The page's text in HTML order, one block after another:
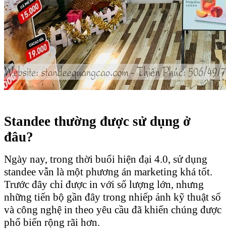
Standee thường được sử dụng ở
đâu?
Ngày nay, trong thời buổi hiện đại 4.0, sử dụng
standee vẫn là một phương án marketing khá tốt.
Trước đây chỉ được in với số lượng lớn, nhưng
những tiến bộ gần đây trong nhiếp ảnh kỹ thuật số
và công nghệ in theo yêu cầu đã khiến chúng được
phổ biến rộng rãi hơn.